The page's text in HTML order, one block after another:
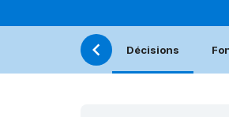
Décisions